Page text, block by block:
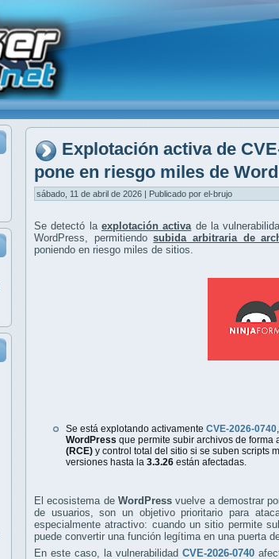
Explotación activa de
pone en riesgo miles de
sábado, 11 de abril de 2026 | Publicado por el-brujo
Se detectó la explotación activa de la
WordPress, permitiendosubida arbitraria de
poniendo en riesgo miles de sitios.
Se está explotando activamente CVE-2026-0740
WordPress que permite subir archivos de
(RCE) y control total del sitio si se suben scripts
versiones hasta la 3.3.26 están afectadas.
El ecosistema deWordPress vuelve a demostrar
de usuarios, son un objetivo prioritario para
especialmente atractivo: cuando un sitio permite
puede convertir una función legítima en una puerta
En este caso, la vulnerabilidad CVE-2026-0740